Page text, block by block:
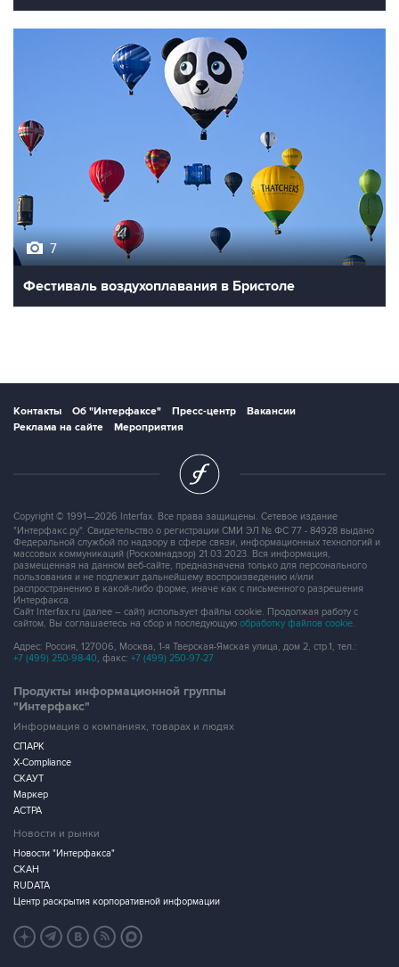
7
Фестиваль воздухоплавания в Бристоле
Контакты Об "Интерфаксе" Пресс-центр
Вакансии
Реклама на сайте
Мероприятия
Copyright © 1991—2026 Interfax. Все права защищены. Сетевое издание
"Интерфакс.ру". Свидетельство о регистрации СМИ ЭЛ № ФС 77 - 84928 выдано
Федеральной службой по надзору в сфере связи, информационных технологий и
массовых коммуникаций (Роскомнадзор) 21.03.2023. Вся информация,
размещенная на данном веб-сайте, предназначена только для персонального
пользования и не подлежит дальнейшему воспроизведению и/или
распространению в какой-либо форме, иначе как с письменного разрешения
Интерфакса.
Сайт Interfax.ru (далее – сайт) использует файлы cookie. Продолжая работу с
сайтом, Вы соглашаетесь на сбор и последующую обработку файлов cookie
Адрес: Россия, 127006, Москва, 1-я Тверская-Ямская улица, дом 2, стр.1, тел.:
+7 (499) 250-98-40 , факс: +7 (499) 250-97-27
Продукты информационной группы
"Интерфакс"
Информация о компаниях, товарах и людях
СПАРК
X-Compliance
СКАУТ
Маркер
АСТРА
Новости и рынки
Новости "Интерфакса"
СКАН
RUDATA
Центр раскрытия корпоративной информации